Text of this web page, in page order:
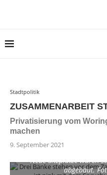
Stadtpolitik
ZUSAMMENARBEIT
Privatisierung vom
machen
9. September 2021
Neue Sitzplätze waren
abgebaut.